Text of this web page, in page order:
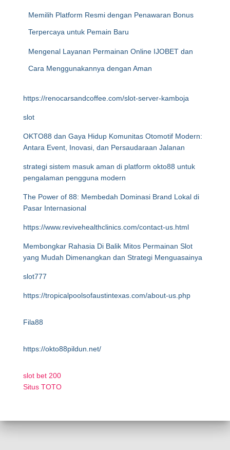
Memilih Platform Resmi dengan Penawaran Bonus
Terpercaya untuk Pemain Baru
Mengenal Layanan Permainan Online IJOBET dan
Cara Menggunakannya dengan Aman
https://renocarsandcoffee.com/slot-server-kamboja
slot
OKTO88 dan Gaya Hidup Komunitas Otomotif Modern:
Antara Event, Inovasi, dan Persaudaraan Jalanan
strategi sistem masuk aman di platform okto88 untuk
pengalaman pengguna modern
The Power of 88: Membedah Dominasi Brand Lokal di
Pasar Internasional
https://www.revivehealthclinics.com/contact-us.html
Membongkar Rahasia Di Balik Mitos Permainan Slot
yang Mudah Dimenangkan dan Strategi Menguasainya
slot777
https://tropicalpoolsofaustintexas.com/about-us.php
Fila88
https://okto88pildun.net/
slot bet 200
Situs TOTO